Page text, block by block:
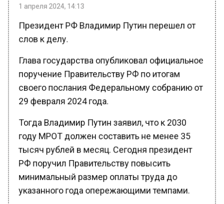
Президент РФ Владимир Путин перешел от
слов к делу.
Глава государства опубликовал официальное
поручение Правительству РФ по итогам
своего послания Федеральному собранию от
29 февраля 2024 года.
Тогда Владимир Путин заявил, что к 2030
году МРОТ должен составить не менее 35
тысяч рублей в месяц. Сегодня президент
РФ поручил Правительству повысить
минимальный размер оплаты труда до
указанного года опережающими темпами.